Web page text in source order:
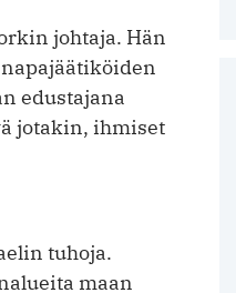
johtaja. Hän
edustajana
jotakin, ihmiset
tuhoja.
maan